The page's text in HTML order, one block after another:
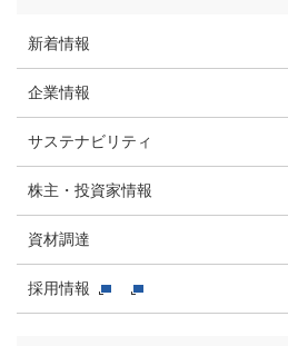
新着情報
企業情報
サステナビリティ
株主・投資家情報
資材調達
採用情報